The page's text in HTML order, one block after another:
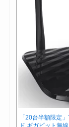
「20台半額限定
ド ギガビット無